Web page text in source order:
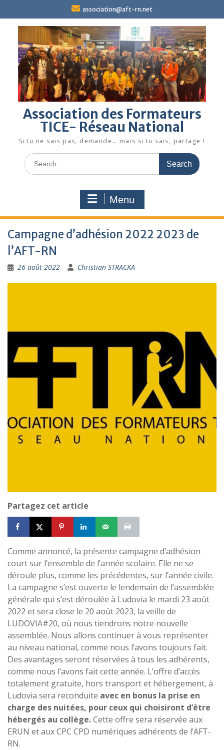
content
association@aft-rn.net
Association des Formateurs
TICE- Réseau National
Si tu ne sais pas, demande… mais si tu sais, partage !
Search
for:
Menu
Campagne d’adhésion 2022 2023 de
l’AFT-RN
26 août 2022 Christian STRACKA
Partagez cet article
Comme annoncé, la présente campagne d’adhésion
court sur l’ensemble de l’année scolaire. Elle ne se
déroule plus, comme les précédentes, sur l’année civile.
La campagne s’est ouverte le lendemain de l’assemblée
générale qui s’est déroulée à Ludovia le mardi 23 août
2022 et sera close le 20 août 2023, la veille de
LUDOVIA#20, où nous tiendrons notre nouvelle
assemblée. Nous allons continuer à vous représenter
au niveau national, comme nous l’avons toujours fait.
Des avantages seront réservées à tous les adhérents,
comme nous l’avons fait cette année. L’offre d’accès
totalement gratuite, hors transport et hébergement, à
Ludovia sera reconduite avec en bonus la prise en
charge des nuitées, pour ceux qui choisiront d’être
hébergés au collège.Cette offre sera réservée aux
ERUN et aux CPC CPD numériques adhérents de l’AFT-
RN.